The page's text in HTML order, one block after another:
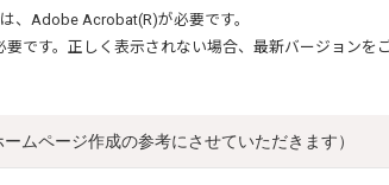
、 Adobe Acrobat(R)が必要です。
要です。正しく表示されない場合、最新バージョンを